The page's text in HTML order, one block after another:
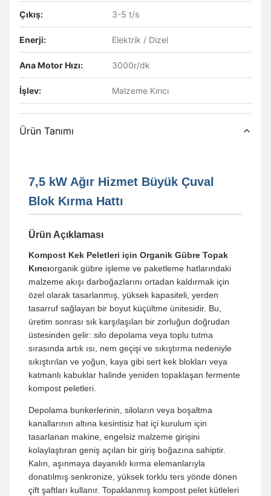
Çıkış: 3-5 t/s
Enerji: Elektrik / Dizel
Ana Motor Hızı: 3000r/dk
İşlev: Malzeme Kırıcı
Ürün Tanımı
7,5 kW Ağır Hizmet Büyük Çuval
Blok Kırma Hattı
Ürün Açıklaması
Kompost Kek Peletleri için Organik Gübre Topak
Kırıcıorganik gübre işleme ve paketleme hatlarındaki
malzeme akışı darboğazlarını ortadan kaldırmak için
özel olarak tasarlanmış, yüksek kapasiteli, yerden
tasarruf sağlayan bir boyut küçültme ünitesidir. Bu,
üretim sonrası sık karşılaşılan bir zorluğun doğrudan
üstesinden gelir: silo depolama veya toplu tutma
sırasında artık ısı, nem geçişi ve sıkıştırma nedeniyle
sıkıştırılan ve yoğun, kaya gibi sert kek blokları veya
katmanlı kabuklar halinde yeniden topaklaşan fermente
kompost peletleri.
Depolama bunkerlerinin, siloların veya boşaltma
kanallarının altına kesintisiz hat içi kurulum için
tasarlanan makine, engelsiz malzeme girişini
kolaylaştıran geniş açılan bir giriş boğazına sahiptir.
Kalın, aşınmaya dayanıklı kırma elemanlarıyla
donatılmış senkronize, yüksek torklu ters yönde dönen
çift şaftları kullanır. Topaklanmış kompost pelet kütleleri